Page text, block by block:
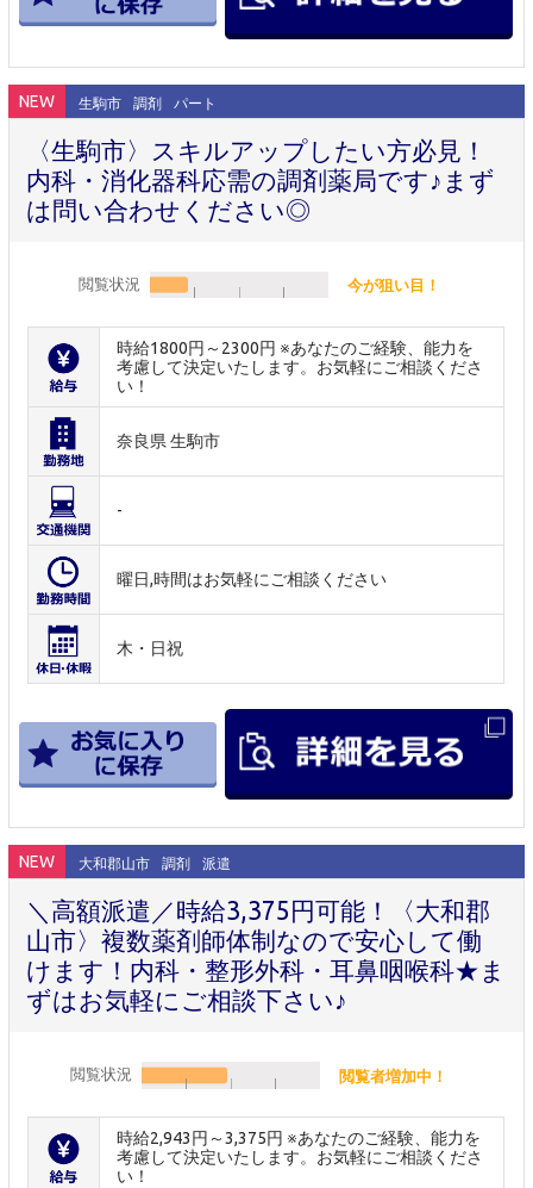
NEW 生駒市 調剤 パート
〈生駒市〉スキルアップしたい方必見！
内科・消化器科応需の調剤薬局です♪まず
は問い合わせください◎
閲覧状況 今が狙い目！
時給1800円～2300円 ※あなたのご経験、能力を
考慮して決定いたします。お気軽にご相談くださ
い！
奈良県 生駒市
-
曜日,時間はお気軽にご相談ください
木・日祝
NEW 大和郡山市 調剤 派遣
＼高額派遣／時給3,375円可能！〈大和郡
山市〉複数薬剤師体制なので安心して働
けます！内科・整形外科・耳鼻咽喉科★ま
ずはお気軽にご相談下さい♪
閲覧状況 閲覧者増加中！
時給2,943円～3,375円 ※あなたのご経験、能力を
考慮して決定いたします。お気軽にご相談くださ
い！